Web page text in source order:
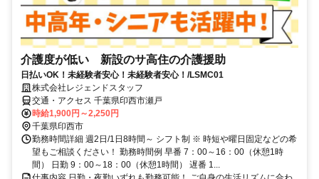
介護度が低い 新設のサ高住の介護援助
日払いOK！未経験者安心！未経験者安心！/LSMC01
株式会社レジェンドスタッフ
交通・アクセス 千葉県印西市瀬戸
時給1,900円～2,250円
千葉県印西市
勤務時間詳細 週2日/1日8時間～ シフト制 ※ 時短や曜日固定などの希
望もご相談ください！ 勤務時間例 早番 7：00～16：00（休憩1時
間） 日勤 9：00～18：00（休憩1時間） 遅番 1...